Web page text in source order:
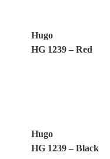
Hugo
HG 1239 – Red
Hugo
HG 1239 – Black